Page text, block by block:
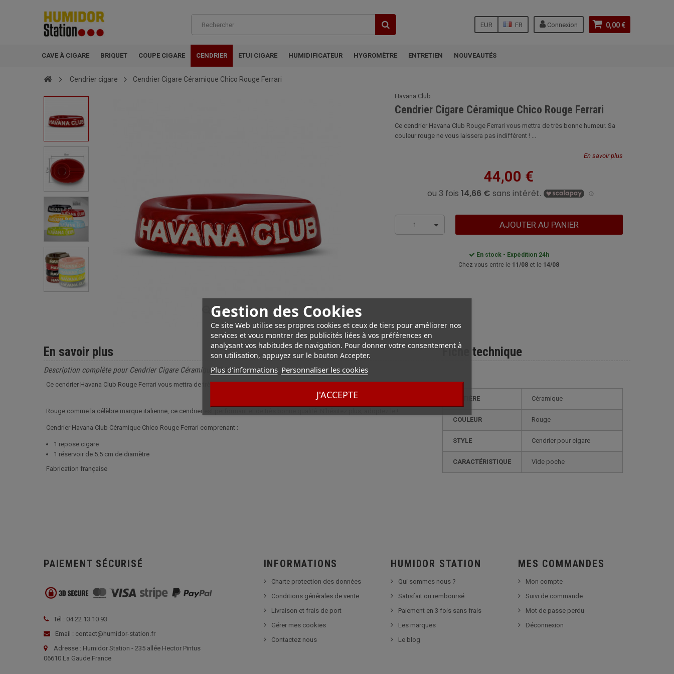
0,00 €
Connexion
FR
EUR
CAVE À CIGARE BRIQUET COUPE CIGARE CENDRIER ETUI CIGARE HUMIDIFICATEUR HYGROMÈTRE ENTRETIEN NOUVEAUTÉS
Gestion des Cookies
Ce site Web utilise ses propres cookies et ceux de tiers pour améliorer nos
services et vous montrer des publicités liées à vos préférences en
analysant vos habitudes de navigation. Pour donner votre consentement à
son utilisation, appuyez sur le bouton Accepter.
Plus d'informations Personnaliser les cookies
J'ACCEPTE
Cendrier cigare Cendrier Cigare Céramique Chico Rouge Ferrari
Havana Club
Cendrier Cigare Céramique Chico Rouge Ferrari
Ce cendrier Havana Club Rouge Ferrari vous mettra de très bonne humeur. Sa
couleur rouge ne vous laissera pas indifférent ! ...
En savoir plus
44,00 €
1 AJOUTER AU PANIER
En stock - Expédition 24h
Chez vous entre le 11/08 et le 14/08
Fiche technique
MATIÈRE Céramique
COULEUR Rouge
STYLE cendrier pour cigare
CARACTÉRISTIQUE vide poche
En savoir plus
Description complète pour Cendrier Cigare Céramique Chico Rouge Ferrari
Ce cendrier Havana Club Rouge Ferrari vous mettra de très bonne humeur. Sa couleur rouge ne vous laissera pas indifférent !
Rouge comme la célèbre marque italienne, ce cendrier est performant et de très bonne qualité. N’hésitez plus, adoptez le !
Cendrier Havana Club Céramique Chico Rouge Ferrari comprenant :
1 repose cigare
1 réservoir de 5.5 cm de diamètre
Fabrication française
PAIEMENT SÉCURISÉ
Tél : 04 22 13 10 93
Email : contact@humidor-station.fr
Adresse : Humidor Station - 235 allée Hector Pintus
06610 La Gaude France
INFORMATIONS
Charte protection des données
Conditions générales de vente
Livraison et frais de port
Gérer mes cookies
Contactez nous
HUMIDOR STATION
Qui sommes nous ?
Satisfait ou remboursé
Paiement en 3 fois sans frais
Les marques
Le blog
MES COMMANDES
Mon compte
Suivi de commande
Mot de passe perdu
Déconnexion